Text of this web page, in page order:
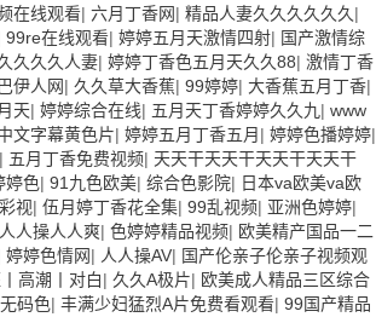
在线观看| 六月丁香网| 精品人妻久久久久久久 |
99re在线观看| 婷婷五月天激情四射| 国产激情综
久久久人妻| 婷婷丁香色五月天久久88| 激情丁香
伊人网| 久久草大香蕉| 99婷婷| 大香蕉五月丁香|
天| 婷婷综合在线| 五月天丁香婷婷久久九 | www
文字幕黄色片| 婷婷五月丁香五月 | 婷婷色播婷婷|
| 五月丁香免费视频| 天天干天天干天天干天天干
婷色| 91九色欧美| 综合色影院| 日本va欧美va欧
视| 伍月婷丁香花全集| 99乱视频| 亚洲色婷婷|
人操人人爽| 色婷婷精品视频| 欧美精产国品一二
婷婷色情网| 人人操AV| 国产伦亲子伦亲子视频观
高潮丨对白| 久久A极片| 欧美成人精品三区综合
无码色| 丰满少妇猛烈A片免费看观看| 99国产精品